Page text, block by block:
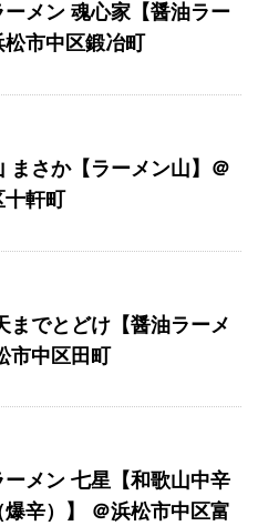
メン 魂心家【醤油ラー
松市中区鍛冶町
まさか【ラーメン山】＠
十軒町
までとどけ【醤油ラーメ
市中区田町
メン 七星【和歌山中辛
爆辛）】 ＠浜松市中区富